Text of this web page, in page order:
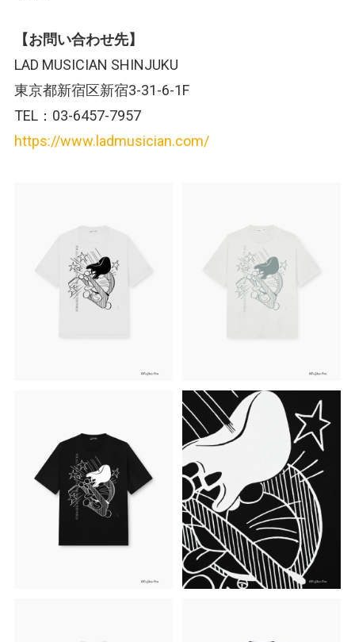
【お問い合わせ先】
LAD MUSICIAN SHINJUKU
東京都新宿区新宿3-31-6-1F
TEL：03-6457-7957
https://www.ladmusician.com/